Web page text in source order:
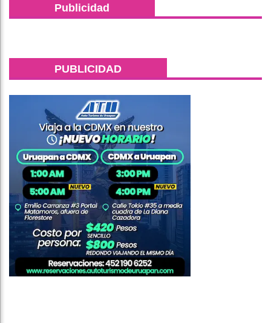
Publicidad
PUBLICIDAD